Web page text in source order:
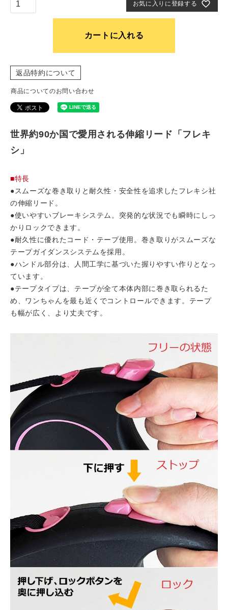
お気に入りに登録する
カートに入れる
返品特約について
商品についてのお問い合わせ
世界約90か国で愛用される伸縮リード「フレキ
シ」
■特長
●スムーズな巻き取りと耐久性・安全性を追求したフレキシ社
の伸縮リード。
●使いやすいブレーキシステム。突発的な状況でも瞬時にしっ
かりロックできます。
●耐久性に優れたコード・テープ使用。巻き取りがスムーズな
テープガイダンスシステムを採用。
●ハンドル部分は、人間工学に基づいた握りやすい作りとなっ
ています。
●テープタイプは、テープが全て本体内部に巻き取られるた
め、ワンちゃんを最も近くでコントロールできます。テープ
も幅が広く、より丈夫です。